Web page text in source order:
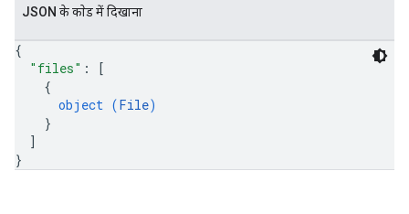
JSON के काेड में दिखाना
{
"files" :
[
{
object (File)
}
]
}